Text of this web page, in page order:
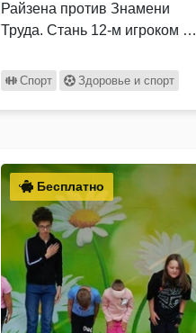
Райзена против Знамени
Труда. Стань 12-м игроком …
Спорт Здоровье и спорт
Бесплатно